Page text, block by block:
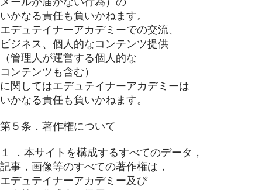
いかなる責任も負いかねます。
エデュテイナーアカデミーでの交流、
ビジネス、個人的なコンテンツ提供
（管理人が運営する個人的な
コンテンツも含む）
に関してはエデュテイナーアカデミーは
いかなる責任も負いかねます。
第５条．著作権について
１ ．本サイトを構成するすべてのデータ，
記事，画像等のすべての著作権は，
エデュテイナーアカデミー及び